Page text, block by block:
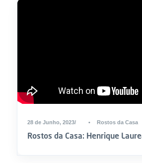
28 de Junho, 2023 • Rostos da Casa
Rostos da Casa: Henrique